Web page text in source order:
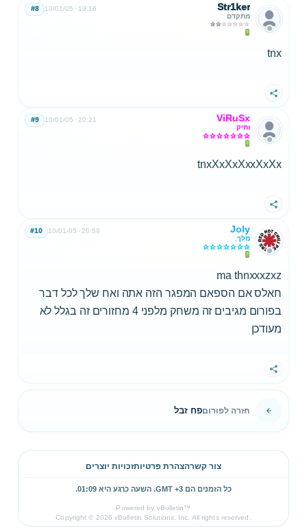
Str1ker
מתקדם
10/01/05 19:16
#8
tnx
שתף
ViRuSx
ותיק
10/01/05 20:21
#9
tnxXxXxXxxXxXx
שתף
Joly
מלך.
10/01/05 20:59
#10
ma thnxxxzxz
חאלס אם הספאם המפגר הזה אתה ואח שלך לכל דבר
בפורום מגיבים זה משחק מלפני 4 מחזורים זה בגלל לא
מעודכן
שתף
חזרה לפורוםפח זבל
צור קשרהצהרת פרטיותזכויות יוצרים
כל הזמנים הם GMT +3. השעה כרגע היא 01:09
.
Powered by vBulletin™
Copyright © 2026 vBulletin Solutions, Inc. All rights reserved.